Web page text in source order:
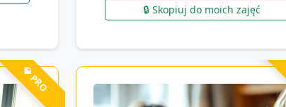
🔒 Skopiuj do moich zajęć
💎 PRO